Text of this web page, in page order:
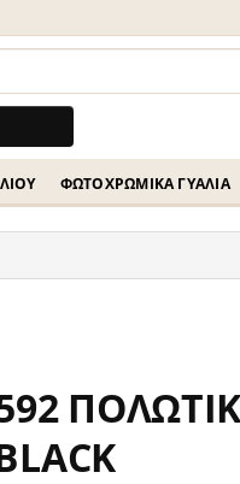
ΦΩΤΟΧΡΩΜΙΚΆ ΓΥΑΛΙΆ